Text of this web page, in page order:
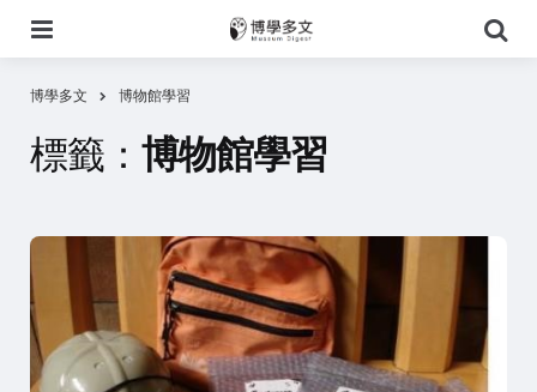
尋
博學多文 博物館學習
標籤： 博物館學習